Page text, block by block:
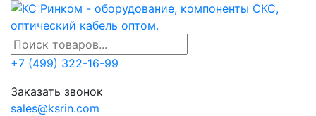
+7 (499) 322-16-99
Заказать звонок
sales@ksrin.com